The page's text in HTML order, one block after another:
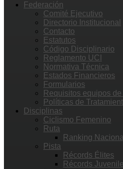
Federación
Comité Ejecutivo
Directorio Institucional
Contacto
Estatutos
Código Disciplinario
Reglamento UCI
Normativa Técnica
Estados Financieros
Formularios
Requisitos equipos de
Políticas de
Disciplinas
Ciclismo Femenino
Ruta
Ranking
Pista
Récords Élites
Récords